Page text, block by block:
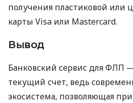
получения пластиковой или
карты Visa или Mastercard.
Вывод
Банковский сервис для ФЛП
текущий счет, ведь
экосистема, позволяющая